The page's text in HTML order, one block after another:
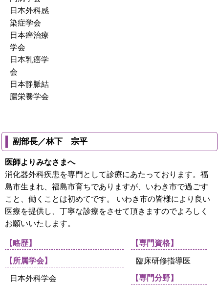
日本外科感
染症学会
日本癌治療
学会
日本乳癌学
会
日本静脈結
腸栄養学会
副部長／林下 宗平
医師よりみなさまへ
消化器外科疾患を専門として診療にあたっております。福
島市生まれ、福島市育ちでありますが、いわき市で過ごす
こと、働くことは初めてです。 いわき市の皆様により良い
医療を提供し、丁寧な診療をさせて頂きますのでよろしく
お願いいたします。
【略歴】
【所属学会】
日本外科学会
【専門資格】
臨床研修指導医
【専門分野】